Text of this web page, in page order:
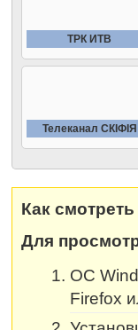
ТРК ИТВ
Телеканал СКIФIЯ
Как
Для
OC
Firefox